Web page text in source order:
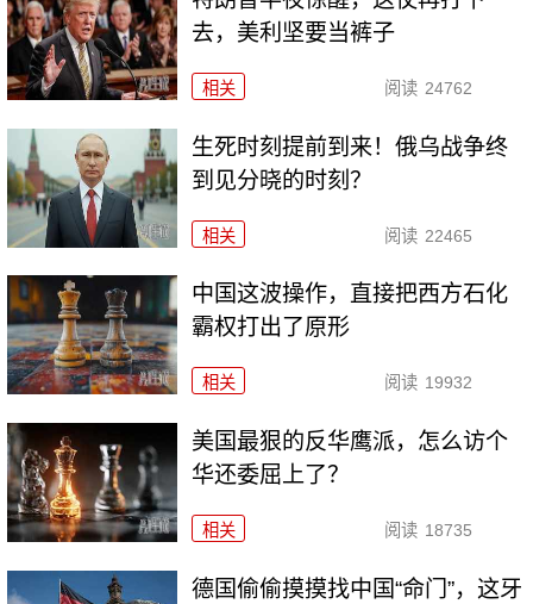
去，美利坚要当裤子
相关 阅读 24762
生死时刻提前到来！俄乌战争终
到见分晓的时刻？
相关 阅读 22465
中国这波操作，直接把西方石化
霸权打出了原形
相关 阅读 19932
美国最狠的反华鹰派，怎么访个
华还委屈上了？
相关 阅读 18735
德国偷偷摸摸找中国“命门”，这牙